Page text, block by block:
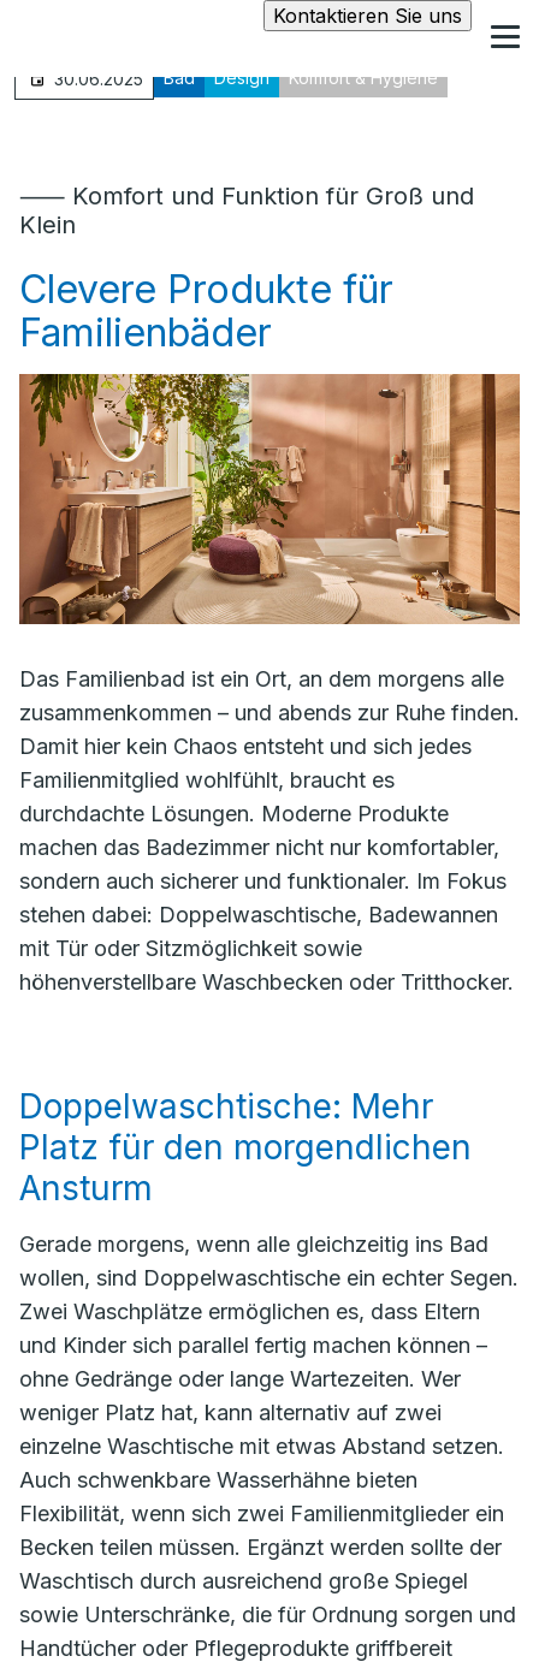
Kontaktieren Sie uns
30.06.2025 Bad Design Komfort & Hygiene
⸺ Komfort und Funktion für Groß und
Klein
Clevere Produkte für
Familienbäder
Das Familienbad ist ein Ort, an dem morgens alle
zusammenkommen – und abends zur Ruhe finden.
Damit hier kein Chaos entsteht und sich jedes
Familienmitglied wohlfühlt, braucht es
durchdachte Lösungen. Moderne Produkte
machen das Badezimmer nicht nur komfortabler,
sondern auch sicherer und funktionaler. Im Fokus
stehen dabei: Doppelwaschtische, Badewannen
mit Tür oder Sitzmöglichkeit sowie
höhenverstellbare Waschbecken oder Tritthocker.
Doppelwaschtische: Mehr
Platz für den morgendlichen
Ansturm
Gerade morgens, wenn alle gleichzeitig ins Bad
wollen, sind Doppelwaschtische ein echter Segen.
Zwei Waschplätze ermöglichen es, dass Eltern
und Kinder sich parallel fertig machen können –
ohne Gedränge oder lange Wartezeiten. Wer
weniger Platz hat, kann alternativ auf zwei
einzelne Waschtische mit etwas Abstand setzen.
Auch schwenkbare Wasserhähne bieten
Flexibilität, wenn sich zwei Familienmitglieder ein
Becken teilen müssen. Ergänzt werden sollte der
Waschtisch durch ausreichend große Spiegel
sowie Unterschränke, die für Ordnung sorgen und
Handtücher oder Pflegeprodukte griffbereit